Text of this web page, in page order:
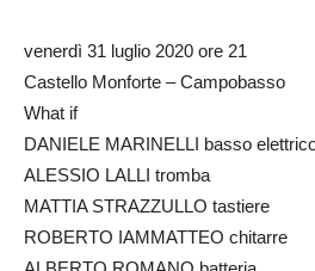
venerdì 31 luglio 2020 ore 21
Castello Monforte – Campobasso
What if
DANIELE MARINELLI basso
ALESSIO LALLI tromba
MATTIA STRAZZULLO tastiere
ROBERTO IAMMATTEO chitarre